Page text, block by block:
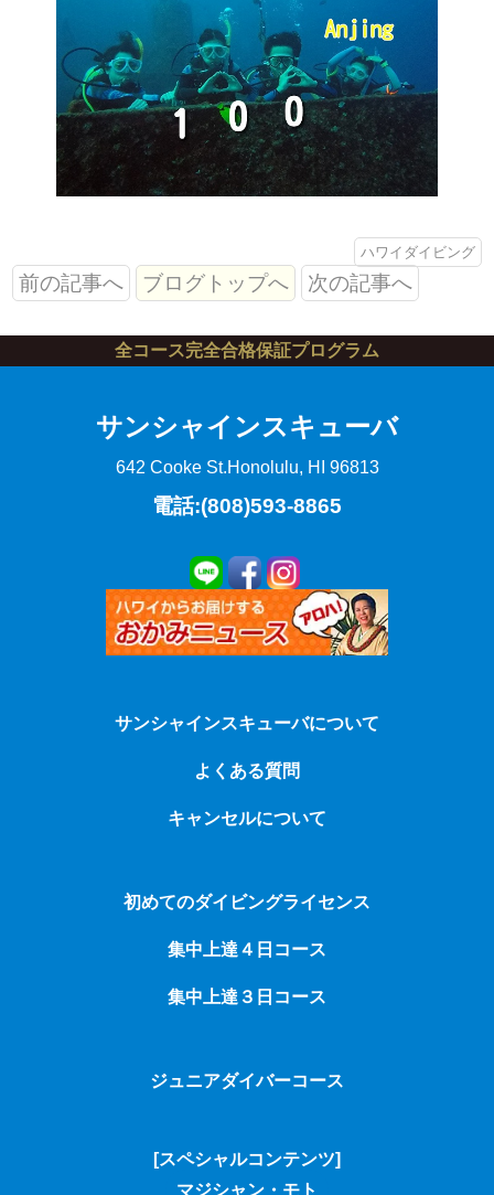
ハワイダイビング
前の記事へ ブログトップへ 次の記事へ
全コース完全合格保証プログラム
サンシャインスキューバ
642 Cooke St.Honolulu, HI 96813
電話:(808)593-8865
サンシャインスキューバについて
よくある質問
キャンセルについて
初めてのダイビングライセンス
集中上達４日コース
集中上達３日コース
ジュニアダイバーコース
[スペシャルコンテンツ]
マジシャン・モト